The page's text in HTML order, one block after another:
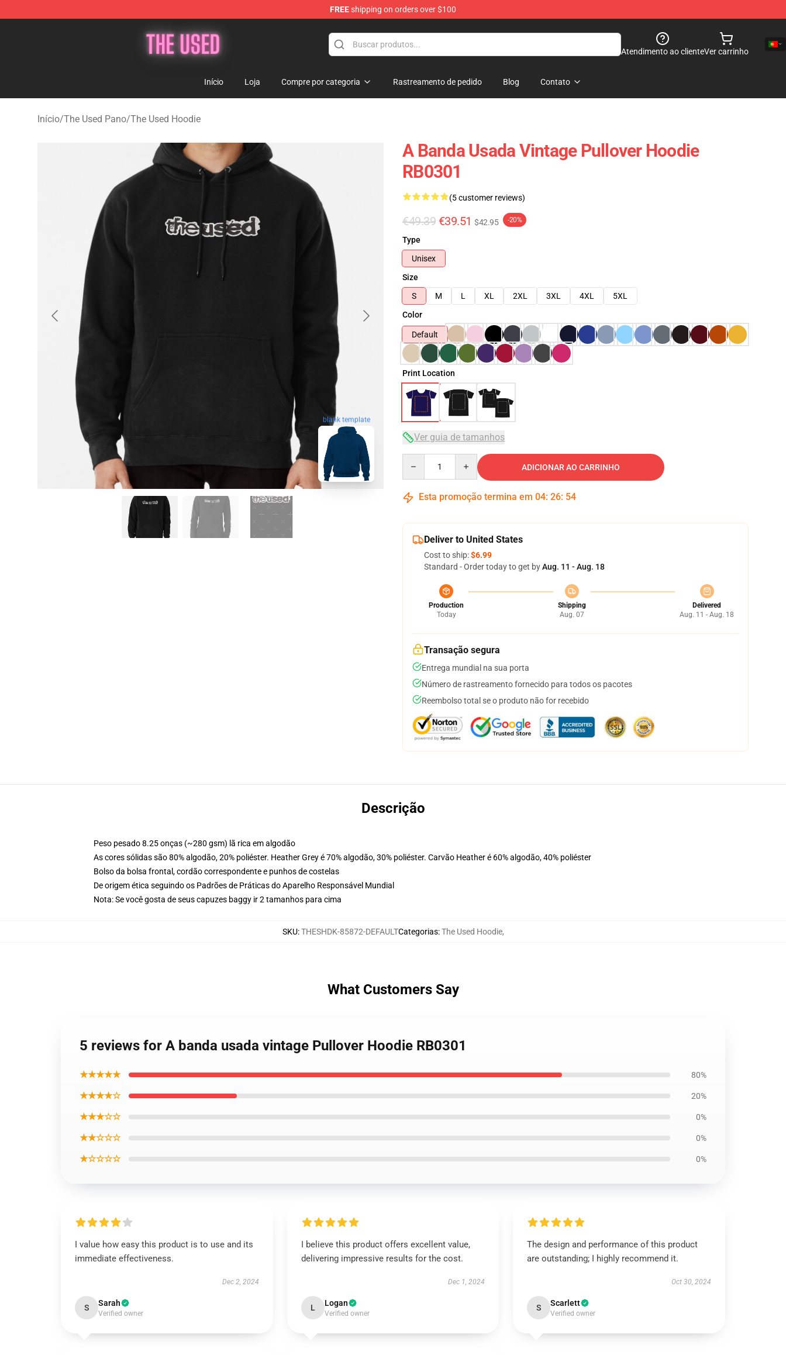
FREEshipping on orders over $100
Atendimento ao clienteVer carrinho
Início Loja Compre por categoria Rastreamento de pedido Blog Contato
Início/The Used Pano/The Used Hoodie
blank template
A Banda Usada Vintage Pullover Hoodie
RB0301
(5 customer reviews)
€49.39 €39.51 $42.95 -20%
Type
Unisex
Size
S
M L XL 2XL 3XL 4XL
5XL
Color
Default
Print Location
Ver guia de tamanhos
ADICIONAR AO CARRINHO
Esta promoção termina em 04: 26: 53
Deliver to United States
Cost to ship:$6.99
Standard - Order today to get byAug. 11 - Aug. 18
Production
Today
Shipping
Aug. 07
Delivered
Aug. 11 - Aug. 18
Transação segura
Entrega mundial na sua porta
Número de rastreamento fornecido para todos os pacotes
Reembolso total se o produto não for recebido
Descrição
Peso pesado 8.25 onças (~280 gsm) lã rica em algodão
As cores sólidas são 80% algodão, 20% poliéster. Heather Grey é 70% algodão, 30% poliéster. Carvão Heather é 60% algodão, 40% poliéster
Bolso da bolsa frontal, cordão correspondente e punhos de costelas
De origem ética seguindo os Padrões de Práticas do Aparelho Responsável Mundial
Nota: Se você gosta de seus capuzes baggy ir 2 tamanhos para cima
SKU:THESHDK-85872-DEFAULTCategorias:The Used Hoodie,
What Customers Say
5 reviews for A banda usada vintage Pullover Hoodie RB0301
★★★★★ 80%
★★★★☆ 20%
★★★☆☆ 0%
★★☆☆☆ 0%
★☆☆☆☆ 0%
I value how easy this product is to use and its
immediate effectiveness.
Dec 2, 2024
S Sarah
Verified owner
I believe this product offers excellent value,
delivering impressive results for the cost.
Dec 1, 2024
L Logan
Verified owner
The design and performance of this product
are outstanding; I highly recommend it.
Oct 30, 2024
S Scarlett
Verified owner